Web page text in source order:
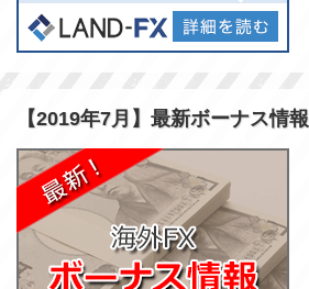
【2019年7月】最新ボーナス情報